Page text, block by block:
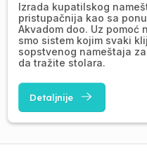
Izrada kupatilskog
pristupačnija kao sa
Akvadom doo. Uz pomoć
smo sistem kojim svaki
sopstvenog nameštaja
da tražite stolara.
Detaljnije